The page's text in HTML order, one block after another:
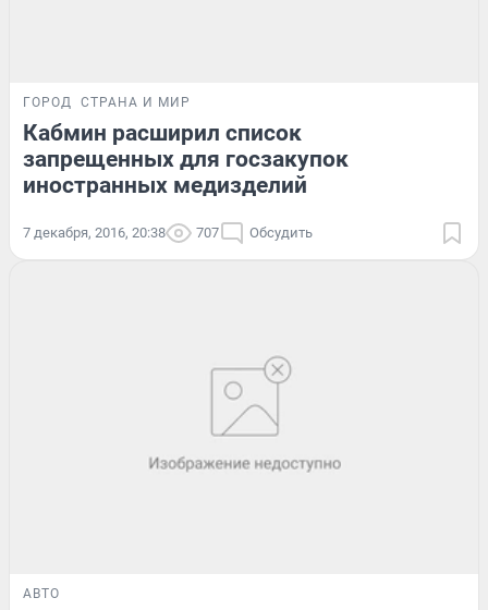
ГОРОД СТРАНА И МИР
Кабмин расширил список
запрещенных для госзакупок
иностранных медизделий
7 декабря, 2016, 20:38 707 Обсудить
АВТО